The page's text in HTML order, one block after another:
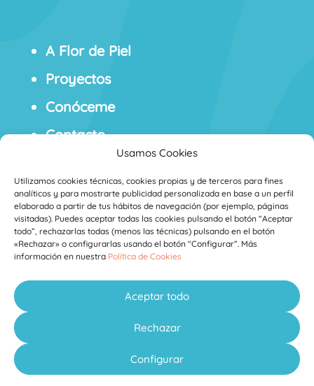
Usamos Cookies
Utilizamos cookies técnicas, cookies propias y de terceros para fines
analíticos y para mostrarte publicidad personalizada en base a un perfil
elaborado a partir de tus hábitos de navegación (por ejemplo, páginas
visitadas). Puedes aceptar todas las cookies pulsando el botón “Aceptar
todo”, rechazarlas todas (menos las técnicas) pulsando en el botón
«Rechazar» o configurarlas usando el botón “Configurar”. Más
información en nuestra Política de Cookies
Aceptar todo
Rechazar
Configurar
A Flor de Piel
Proyectos
Conóceme
Contacto
Derecho de Desistimiento